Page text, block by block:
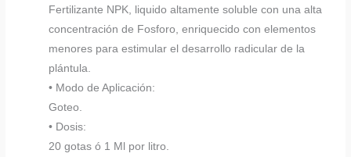
Fertilizante NPK, liquido altamente soluble con una alta
concentración de Fosforo, enriquecido con elementos
menores para estimular el desarrollo radicular de la
plántula.
• Modo de Aplicación:
Goteo.
• Dosis:
20 gotas ó 1 Ml por litro.